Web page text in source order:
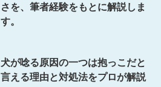
さを、筆者経験をもとに解説しま
す。
犬が唸る原因の一つは抱っこだと
言える理由と対処法をプロが解説